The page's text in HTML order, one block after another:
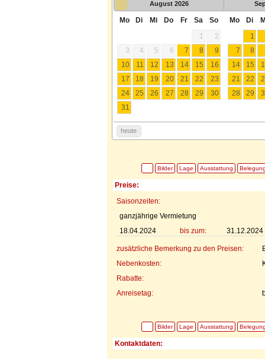
August 2026
Mo Di Mi Do Fr Sa
So
1
2
3
4 5 6 7 8
9
10
11 12 13 14 15
16
17
18 19 20 21 22
23
24
25 26 27 28 29
30
31
Mo Di
1
7
8
14
15
21
22
28
29
heute
Bilder Lage Ausstattung
Preise:
Saisonzeiten:
ganzjährige Vermietung
18.04.2024
bis zum: 31.12.2024
zusätzliche Bemerkung zu den Preisen:
Nebenkosten:
Rabatte:
Anreisetag:
Bilder Lage Ausstattung
Kontaktdaten: